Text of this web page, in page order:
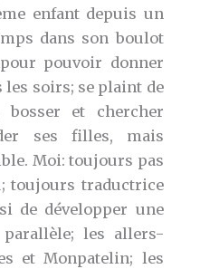
enfant depuis un
dans son boulot
pouvoir donner
les soirs; se plaint de
et chercher
ses filles, mais
Moi: toujours pas
toujours traductrice
de développer une
les allers-
et Monpatelin; les